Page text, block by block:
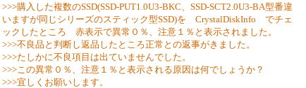
>>>購入した複数のSSD(SSD-PUT1.0U3-BKC、SSD-SCT2.0U3-BA型番違
いますが同じシリーズのスティック型SSD)を CrystalDiskInfo でチェ
ックしたところ 赤表示で異常０％、注意１％と表示されました。
>>>不良品と判断し返品したところ正常との返事がきました。
>>>たしかに不良項目は出ていませんでした。
>>>この異常０％、注意１％と表示される原因は何でしょうか？
>>>宜しくお願いします。